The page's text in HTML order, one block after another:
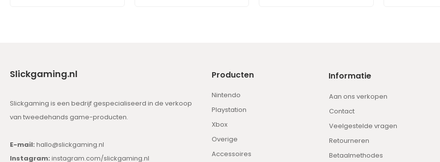
Slickgaming.nl
Slickgaming is een bedrijf gespecialiseerd in de verkoop
van tweedehands game-producten.
E-mail: hallo@slickgaming.nl
Instagram: instagram.com/slickgaming.nl
Producten
Nintendo
Playstation
Xbox
Overige
Accessoires
Informatie
Aan ons verkopen
Contact
Veelgestelde vragen
Retourneren
Betaalmethodes